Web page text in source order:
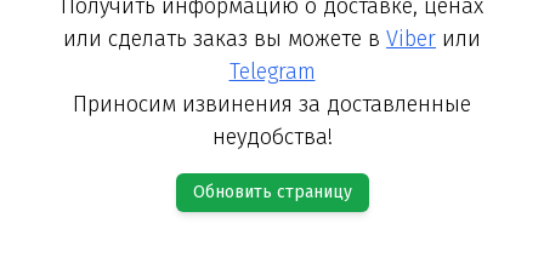
Получить информацию о доставке, ценах
или сделать заказ вы можете в Viber или
Telegram
Приносим извинения за доставленные
неудобства!
Обновить страницу